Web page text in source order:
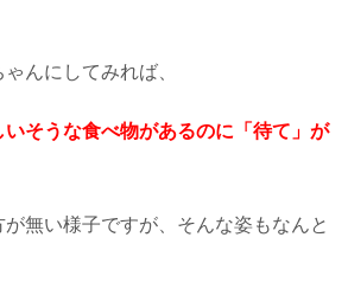
んにしてみれば、
そうな食べ物があるのに「待て」が
無い様子ですが、そんな姿もなんと